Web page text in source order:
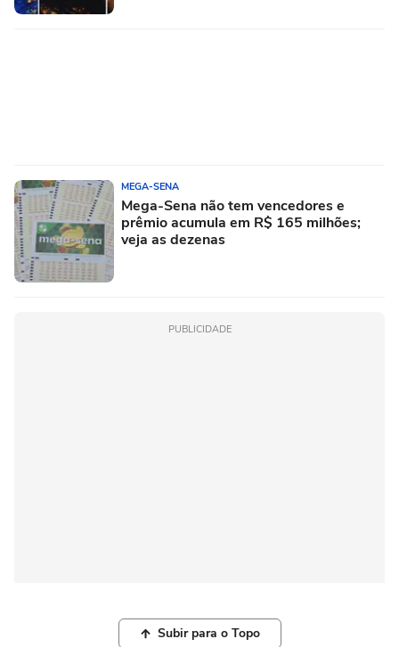
MEGA-SENA
Mega-Sena não tem vencedores e
prêmio acumula em R$ 165 milhões;
veja as dezenas
PUBLICIDADE
Subir para o Topo